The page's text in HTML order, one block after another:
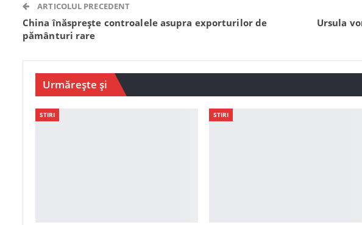
ARTICOLUL PRECEDENT
China înăsprește controalele asupra exporturilor de
pământuri rare
Ursula
Urmărește și
STIRI STIRI